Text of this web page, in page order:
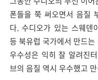
폰들을 쭉 써오면서 음질
다. 수디오가 있는 스웨덴
등 북유럽 국가에서 만드
우수성은 익히 잘 알려진
브의 음질 역시 우수했고